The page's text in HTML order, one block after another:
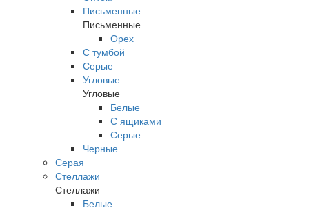
Письменные
Письменные
Орех
С тумбой
Серые
Угловые
Угловые
Белые
С ящиками
Серые
Черные
Серая
Стеллажи
Стеллажи
Белые